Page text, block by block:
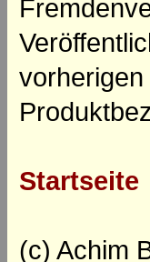
Startseite
(c) Achim